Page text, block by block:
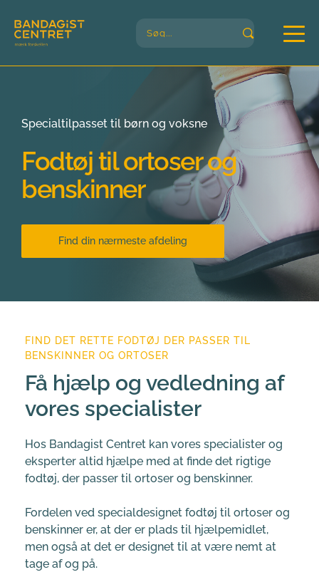
Søg...
Specialtilpasset til børn og voksne
Fodtøj til ortoser og
benskinner
Find din nærmeste afdeling
FIND DET RETTE FODTØJ DER PASSER TIL
BENSKINNER OG ORTOSER
Få hjælp og vedledning af
vores specialister
Hos Bandagist Centret kan vores specialister og
eksperter altid hjælpe med at finde det rigtige
fodtøj, der passer til ortoser og benskinner.
Fordelen ved specialdesignet fodtøj til ortoser og
benskinner er, at der er plads til hjælpemidlet,
men også at det er designet til at være nemt at
tage af og på.